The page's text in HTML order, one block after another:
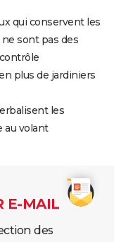
qui conservent les
sont pas des
plus de jardiniers
les
au volant
E-MAIL
des